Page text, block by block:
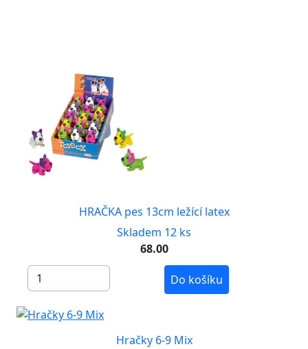
HRAČKA pes 13cm ležící latex
Skladem 12 ks
68.00
Do košíku
Hračky 6-9 Mix